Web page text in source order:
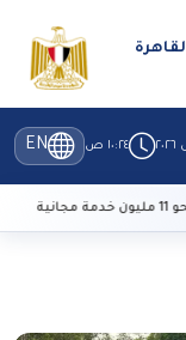
١٠:٢٤ ص EN